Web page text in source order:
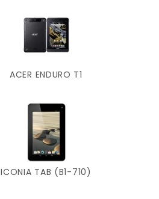
ACER ENDURO T1
ICONIA TAB (B1-710)